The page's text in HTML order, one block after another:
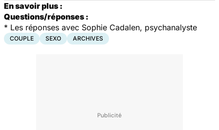
En savoir plus :
Questions/réponses :
* Les réponses avec Sophie Cadalen, psychanalyste
COUPLE SEXO ARCHIVES